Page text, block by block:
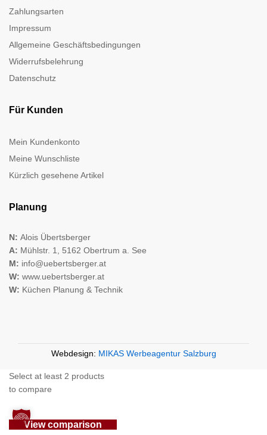
Zahlungsarten
Impressum
Allgemeine Geschäftsbedingungen
Widerrufsbelehrung
Datenschutz
Für Kunden
Mein Kundenkonto
Meine Wunschliste
Kürzlich gesehene Artikel
Planung
N: Alois Übertsberger
A: Mühlstr. 1, 5162 Obertrum a. See
M: info@uebertsberger.at
W: www.uebertsberger.at
W: Küchen Planung & Technik
Webdesign: MIKAS Werbeagentur Salzburg
Select at least 2 products
to compare
View comparison